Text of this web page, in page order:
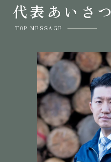
代表あいさつ
TOP MESSAGE